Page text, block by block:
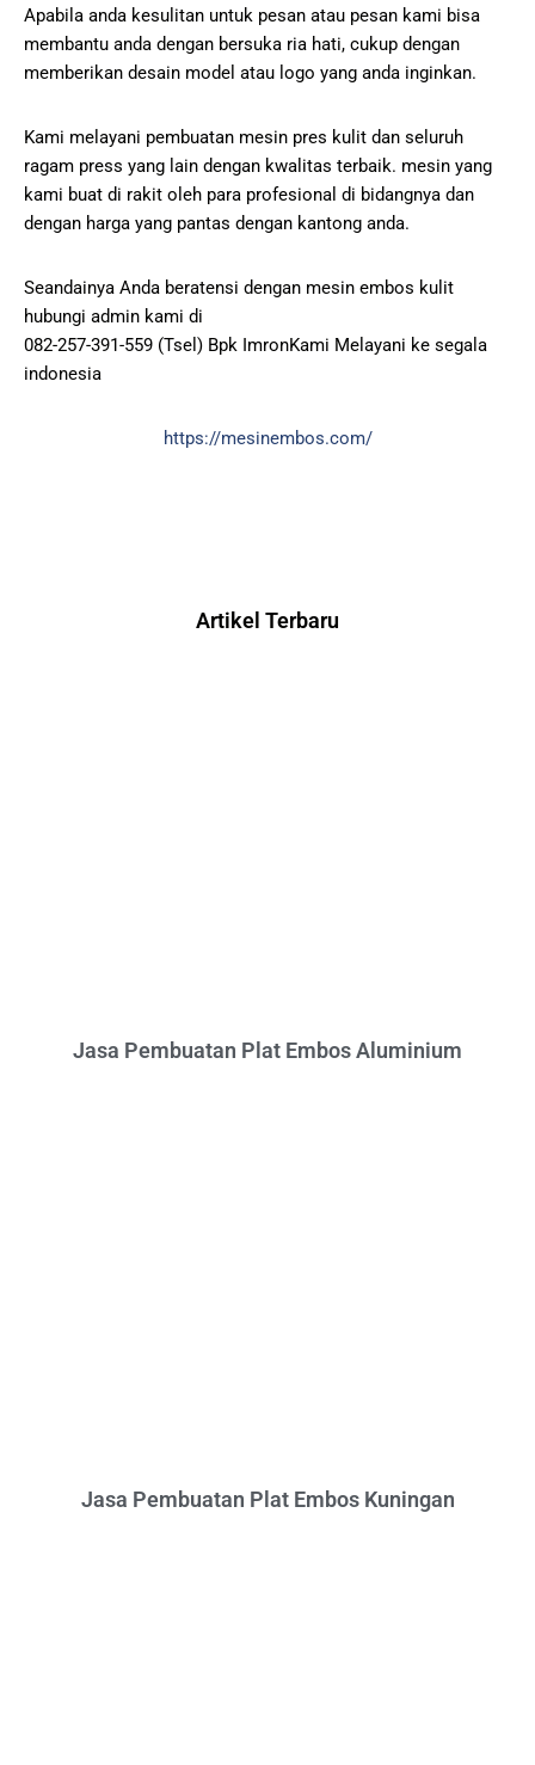
Apabila anda kesulitan untuk pesan atau pesan kami bisa
membantu anda dengan bersuka ria hati, cukup dengan
memberikan desain model atau logo yang anda inginkan.
Kami melayani pembuatan mesin pres kulit dan seluruh
ragam press yang lain dengan kwalitas terbaik. mesin yang
kami buat di rakit oleh para profesional di bidangnya dan
dengan harga yang pantas dengan kantong anda.
Seandainya Anda beratensi dengan mesin embos kulit
hubungi admin kami di
082-257-391-559 (Tsel) Bpk ImronKami Melayani ke segala
indonesia
https://mesinembos.com/
Artikel Terbaru
Jasa Pembuatan Plat Embos Aluminium
Jasa Pembuatan Plat Embos Kuningan